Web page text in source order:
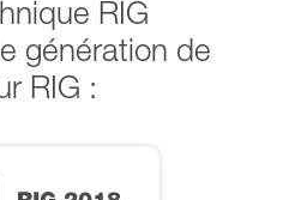
RIG
génération de
RIG :